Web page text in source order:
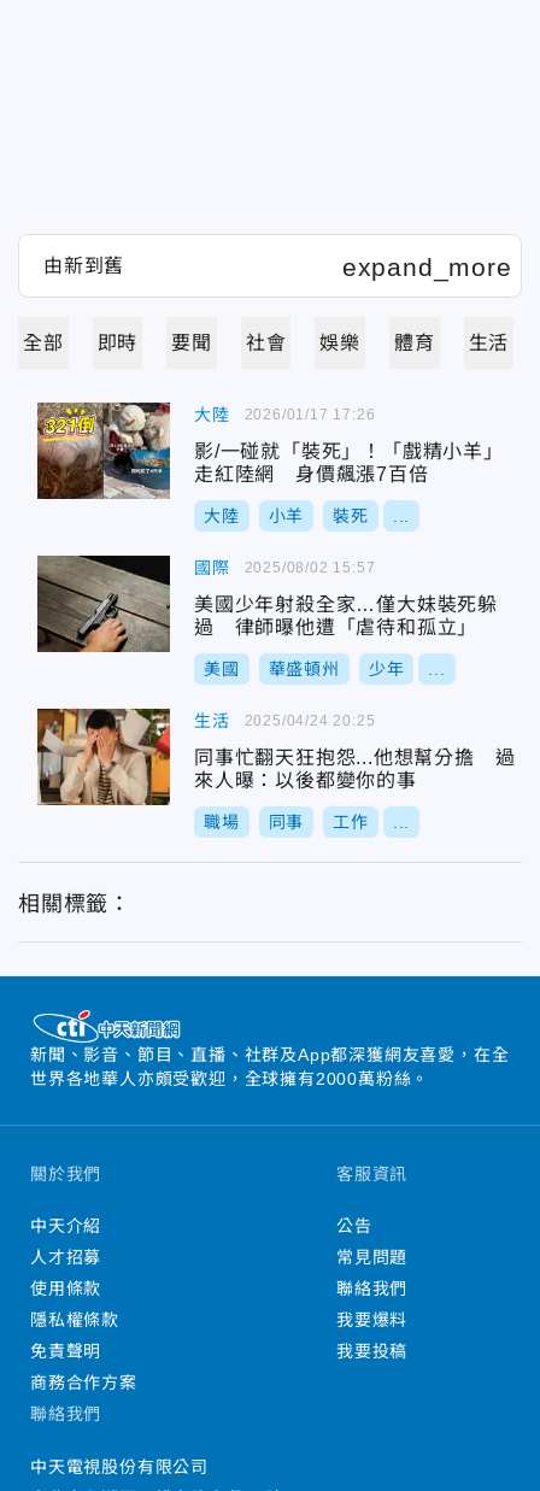
全部 即時 要聞 社會 娛樂 體育 生活
大陸
影/一碰就「裝死」！「戲精小羊」
走紅陸網 身價飆漲7百倍
大陸 小羊 裝死
2026/01/17 17:26
國際
美國少年射殺全家…僅大妹裝死躲
過 律師曝他遭「虐待和孤立」
美國 華盛頓州 少年
2025/08/02 15:57
生活
同事忙翻天狂抱怨...他想幫分擔 過
來人曝：以後都變你的事
職場 同事 工作
2025/04/24 20:25
相關標籤：
新聞、影音、節目、直播、社群及App都深獲網友喜愛，在全
世界各地華人亦頗受歡迎，全球擁有2000萬粉絲。
關於我們
中天介紹
人才招募
使用條款
隱私權條款
免責聲明
商務合作方案
客服資訊
公告
常見問題
聯絡我們
我要爆料
我要投稿
聯絡我們
中天電視股份有限公司